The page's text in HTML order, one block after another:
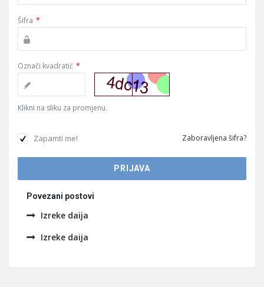
Šifra *
Označi kvadratić *
Klikni na sliku za promjenu.
Zapamti me! Zaboravljena šifra?
Povezani postovi
Izreke daija
Izreke daija